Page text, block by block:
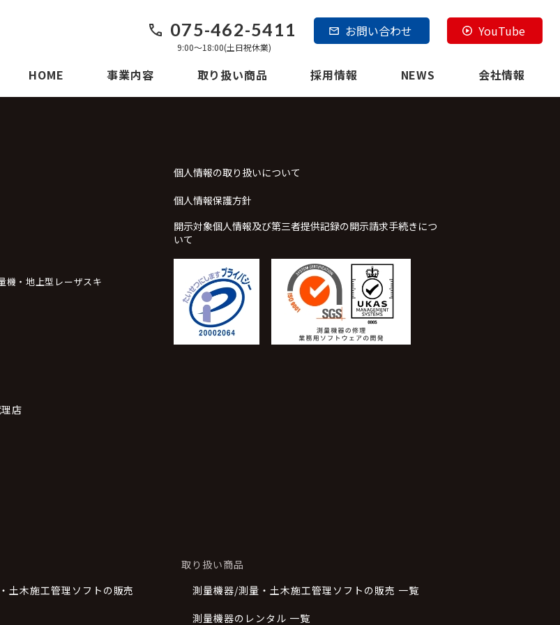
075-462-5411
9:00〜18:00(土日祝休業)
お問い合わせ YouTube
HOME 事業内容 取り扱い商品 採用情報 NEWS 会社情報
機・地上型レーザスキ
店
個人情報の取り扱いについて
個人情報保護方針
開示対象個人情報及び第三者提供記録の開示請求手続きにつ
いて
土木施工管理ソフトの販売
取り扱い商品
測量機器/測量・土木施工管理ソフトの販売 一覧
測量機器のレンタル 一覧